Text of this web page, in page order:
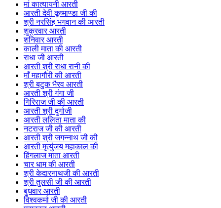
मां कात्यायनी आरती
आरती देवी कूष्माण्डा जी की
श्री नरसिंह भगवान की आरती
शुक्रवार आरती
शनिवार आरती
काली माता की आरती
राधा जी आरती
आरती श्री राधा रानी की
माँ महागौरी की आरती
श्री बटुक भैरव आरती
आरती श्री गंगा जी
गिरिराज जी की आरती
आरती श्री दुर्गाजी
आरती ललिता माता की
नटराज जी की आरती
आरती श्री जगन्नाथ जी की
आरती मृत्युंजय महाकाल की
हिंगलाज माता आरती
चार धाम की आरती
श्री केदारनाथजी की आरती
श्री तुलसी जी की आरती
बुधवार आरती
विश्वकर्मा जी की आरती